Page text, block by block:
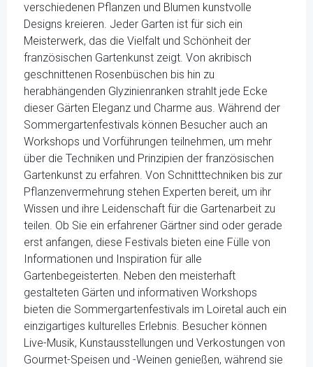
verschiedenen Pflanzen und Blumen kunstvolle
Designs kreieren. Jeder Garten ist für sich ein
Meisterwerk, das die Vielfalt und Schönheit der
französischen Gartenkunst zeigt. Von akribisch
geschnittenen Rosenbüschen bis hin zu
herabhängenden Glyzinienranken strahlt jede Ecke
dieser Gärten Eleganz und Charme aus. Während der
Sommergartenfestivals können Besucher auch an
Workshops und Vorführungen teilnehmen, um mehr
über die Techniken und Prinzipien der französischen
Gartenkunst zu erfahren. Von Schnitttechniken bis zur
Pflanzenvermehrung stehen Experten bereit, um ihr
Wissen und ihre Leidenschaft für die Gartenarbeit zu
teilen. Ob Sie ein erfahrener Gärtner sind oder gerade
erst anfangen, diese Festivals bieten eine Fülle von
Informationen und Inspiration für alle
Gartenbegeisterten. Neben den meisterhaft
gestalteten Gärten und informativen Workshops
bieten die Sommergartenfestivals im Loiretal auch ein
einzigartiges kulturelles Erlebnis. Besucher können
Live-Musik, Kunstausstellungen und Verkostungen von
Gourmet-Speisen und -Weinen genießen, während sie